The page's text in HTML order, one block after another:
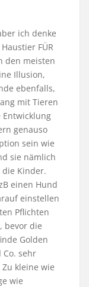
ich denke
FÜR
den meisten
Illusion,
ebenfalls,
mit Tieren
genauso
sein wie
sie nämlich
Kinder.
einen Hund
einstellen
Pflichten
bevor die
Golden
Co. sehr
kleine wie
wie